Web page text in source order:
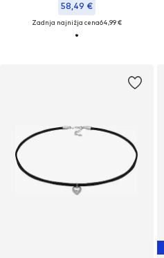
58,49 €
Zadnja najnižja cena64,99 €